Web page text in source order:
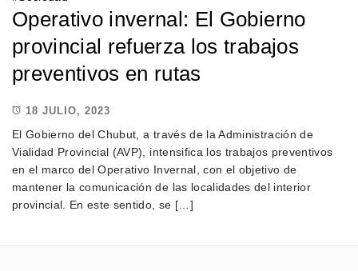
Operativo invernal: El Gobierno
provincial refuerza los trabajos
preventivos en rutas
18 JULIO, 2023
El Gobierno del Chubut, a través de la Administración de
Vialidad Provincial (AVP), intensifica los trabajos preventivos
en el marco del Operativo Invernal, con el objetivo de
mantener la comunicación de las localidades del interior
provincial. En este sentido, se […]